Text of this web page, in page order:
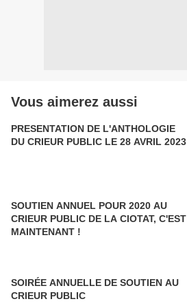
Vous aimerez aussi
PRESENTATION DE L'ANTHOLOGIE
DU CRIEUR PUBLIC LE 28 AVRIL 2023
SOUTIEN ANNUEL POUR 2020 AU
CRIEUR PUBLIC DE LA CIOTAT, C'EST
MAINTENANT !
SOIRÉE ANNUELLE DE SOUTIEN AU
CRIEUR PUBLIC